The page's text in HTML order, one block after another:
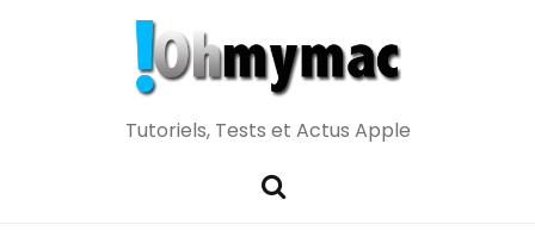
Tutoriels, Tests et Actus Apple